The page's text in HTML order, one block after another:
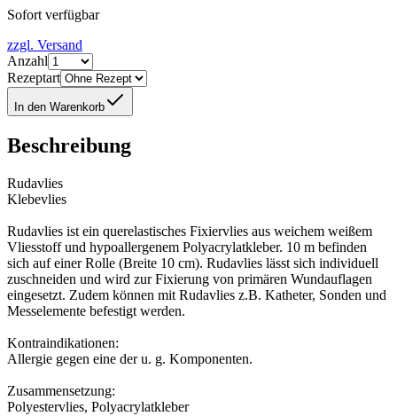
Sofort verfügbar
zzgl. Versand
Anzahl
Rezeptart
In den Warenkorb
Beschreibung
Rudavlies
Klebevlies
Rudavlies ist ein querelastisches Fixiervlies aus weichem weißem
Vliesstoff und hypoallergenem Polyacrylatkleber. 10 m befinden
sich auf einer Rolle (Breite 10 cm). Rudavlies lässt sich individuell
zuschneiden und wird zur Fixierung von primären Wundauflagen
eingesetzt. Zudem können mit Rudavlies z.B. Katheter, Sonden und
Messelemente befestigt werden.
Kontraindikationen:
Allergie gegen eine der u. g. Komponenten.
Zusammensetzung:
Polyestervlies, Polyacrylatkleber